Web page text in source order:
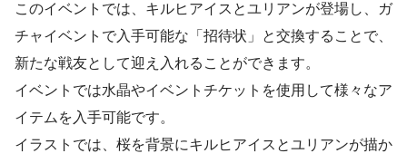
このイベントでは、キルヒアイスとユリアンが登場し、ガ
チャイベントで入手可能な「招待状」と交換することで、
新たな戦友として迎え入れることができます。
イベントでは水晶やイベントチケットを使用して様々なア
イテムを入手可能です。
イラストでは、桜を背景にキルヒアイスとユリアンが描か